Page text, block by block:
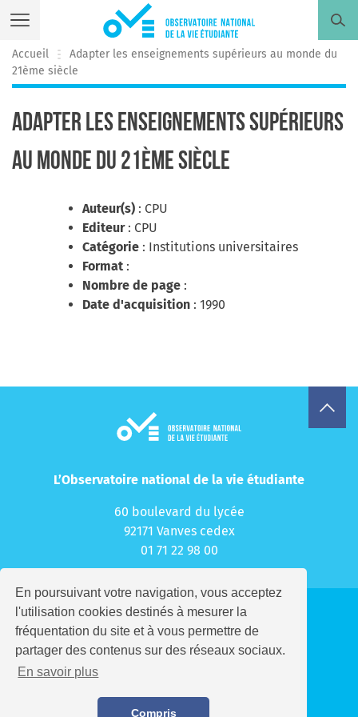
En poursuivant votre navigation, vous acceptez
l'utilisation cookies destinés à mesurer la
fréquentation du site et à vous permettre de
partager des contenus sur des réseaux sociaux.
En savoir plus
Compris
to
content
L’Observatoire
L’Enquête
Les autres enquêtes
Rechercher par thématiques
S’abonner à la newsletter
Nous contacter
Nous suivre
Accueil
Adapter les enseignements supérieurs au monde du
21ème siècle
Adapter les enseignements supérieurs
au monde du 21ème siècle
Auteur(s) : CPU
Editeur: CPU
Catégorie : Institutions universitaires
Format :
Nombre de page :
Date d'acquisition : 1990
L’Observatoire national de la vie étudiante
60 boulevard du lycée
92171 Vanves cedex
01 71 22 98 00
Recrutement
Partenaires
Politique de confidentialité